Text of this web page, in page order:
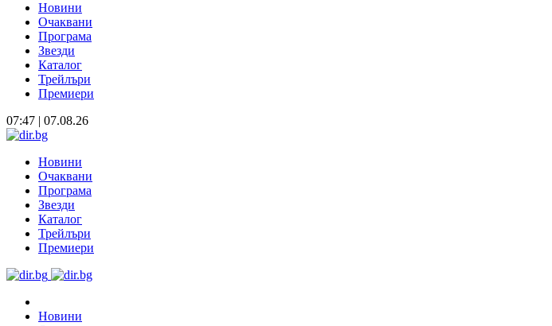
Новини
Очаквани
Програма
Звезди
Каталог
Трейлъри
Премиери
07:47 | 07.08.26
Новини
Очаквани
Програма
Звезди
Каталог
Трейлъри
Премиери
Новини